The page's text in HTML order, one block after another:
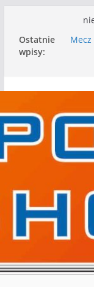
treści
Ostatnie
wpisy:
I
do
WKS